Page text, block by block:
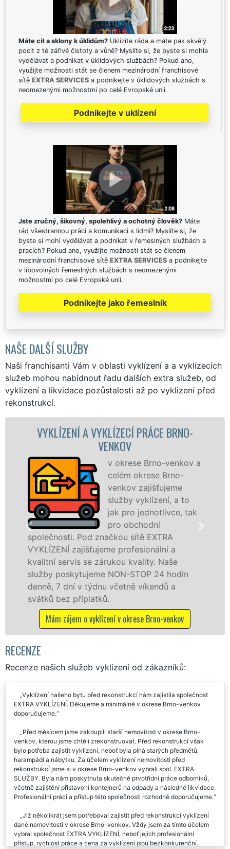
Máte cit a sklony k úklidům? Uklízíte ráda a máte pak skvělý
pocit z té zářivé čistoty a vůně? Myslíte si, že byste si mohla
vydělávat a podnikat v úklidových službách? Pokud ano,
využijte možnosti stát se členem mezinárodní franchisové
sítě EXTRA SERVICES a podnikejte v úklidových službách s
neomezenými možnostmi po celé Evropské unii.
Podnikejte v uklízení
Jste zručný, šikovný, spolehlivý a ochotný člověk? Máte
rád všestrannou práci a komunikaci s lidmi? Myslíte si, že
byste si mohl vydělávat a podnikat v řemeslných službách a
pracích? Pokud ano, využijte možnosti stát se členem
mezinárodní franchisové sítě EXTRA SERVICES a podnikejte
v libovolných řemeslných službách s neomezenými
možnostmi po celé Evropské unii.
Podnikejte jako řemeslník
NAŠE DALŠÍ SLUŽBY
Naši franchisanti Vám v oblasti vyklízení a a vyklízecích
služeb mohou nabídnout řadu dalších extra služeb, od
vyklízení a likvidace pozůstalosti až po vyklizení před
rekonstrukcí.
PRÁCE BRNO-
okrese Brno-venkov a
okrese Brno-
zajišťujeme
vyklízení, a to
pro jednotlivce, tak
obchodní
sítě EXTRA
profesionální a
kvality. Naše
STOP 24 hodin
víkendů a
v okrese Brno-venkov
VYKLÍZECÍ PRÁCE
v okrese Brno-venkov
tuto službu jak
osobám se zárukou
práce, a to NON-
RECENZE
Recenze našich služeb vyklízení od zákazníků:
Vyklízení našeho bytu před rekonstrukcí nám zajistila společnost
EXTRA VYKLÍZENÍ. Děkujeme a minimálně v okrese Brno-venkov
doporučujeme.
Před měsícem jsme zakoupili starší nemovitost v okrese Brno-
venkov, kterou jsme chtěli zrekonstruovat. Před rekonstrukcí však
bylo potřeba zajistit vyklizení, neboť byla plná starých předmětů,
harampádí a nábytku. Za účelem vyklizení nemovitosti před
rekonstrukcí jsme si v okrese Brno-venkov vybrali spol. EXTRA
SLUŽBY. Byla nám poskytnuta skutečně prvotřídní práce odborníků,
včetně zajištění přistavení kontejnerů na odpady a následné likvidace.
Profesionální práci a přístup této společnosti rozhodně doporučujeme.
Již několikrát jsem potřeboval zajistit před rekonstrukcí vyklízení
dané nemovitosti v okrese Brno-venkov. Vždy jsem za tímto účelem
vybral společnost EXTRA VYKLÍZENÍ, neboť jejich profesionální
přístup, rychlost práce a cena za vyklízení jsou bezkonkurenční.